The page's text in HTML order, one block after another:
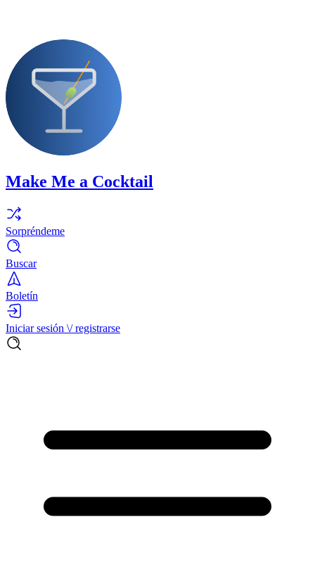
Make Me a Cocktail
Sorpréndeme
Buscar
Boletín
Iniciar sesión \/ registrarse